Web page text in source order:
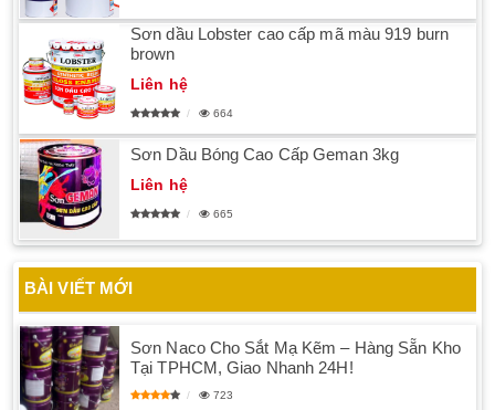
Sơn dầu Lobster cao cấp mã màu 919 burn
brown
Liên hệ
664
Sơn Dầu Bóng Cao Cấp Geman 3kg
Liên hệ
665
BÀI VIẾT MỚI
Sơn Naco Cho Sắt Mạ Kẽm – Hàng Sẵn Kho
Tại TPHCM, Giao Nhanh 24H!
723